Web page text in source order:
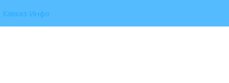
Кавказ Инфо